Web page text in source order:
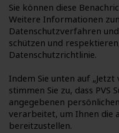
Sie können diese
Weitere Informationen
Datenschutzverfahren
schützen und
Datenschutzrichtlinie.
Indem Sie unten auf
stimmen Sie zu, dass PVS
angegebenen
verarbeitet, um Ihnen die
bereitzustellen.